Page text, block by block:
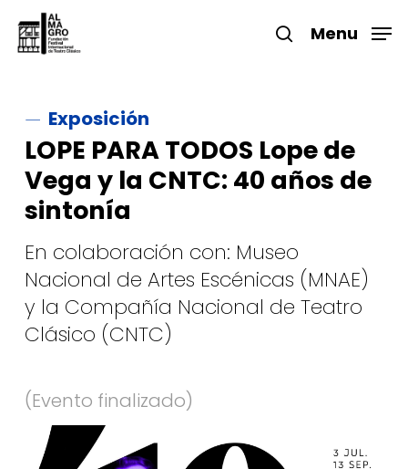
main
search
Menu
Exposición
LOPE PARA TODOS Lope de
Vega y la CNTC: 40 años de
sintonía
En colaboración con: Museo
Nacional de Artes Escénicas (MNAE)
y la Compañía Nacional de Teatro
Clásico (CNTC)